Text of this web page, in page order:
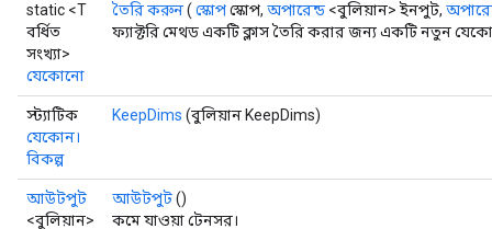
static <T
বর্ধিত
সংখ্যা>
যেকোনো
তৈরি করুন( স্কোপস্কোপ, অপারেন্ড <বুলিয়ান> ইনপুট,
ফ্যাক্টরি মেথড একটি ক্লাস তৈরি করার জন্য একটি নতুন
স্ট্যাটিক
যেকোন।
বিকল্প
KeepDims (বুলিয়ান KeepDims)
আউটপুট
<বুলিয়ান>
আউটপুট()
কমে যাওয়া টেনসর।